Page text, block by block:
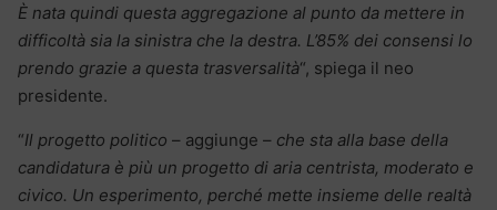
È nata quindi questa aggregazione al punto da mettere in
difficoltà sia la sinistra che la destra. L’85% dei consensi lo
prendo grazie a questa trasversalità“, spiega il neo
presidente.
“Il progetto politico – aggiunge – che sta alla base della
candidatura è più un progetto di aria centrista, moderato e
civico. Un esperimento, perché mette insieme delle realtà